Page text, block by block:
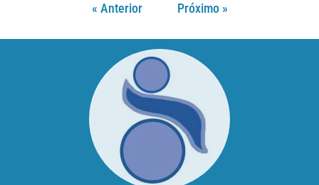
« Anterior Próximo »